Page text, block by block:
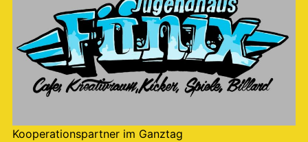
Kooperationspartner im Ganztag